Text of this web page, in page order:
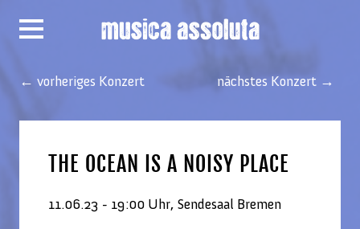
← vorheriges Konzert nächstes Konzert →
THE OCEAN IS A NOISY PLACE
11.06.23 - 19:00 Uhr, Sendesaal Bremen